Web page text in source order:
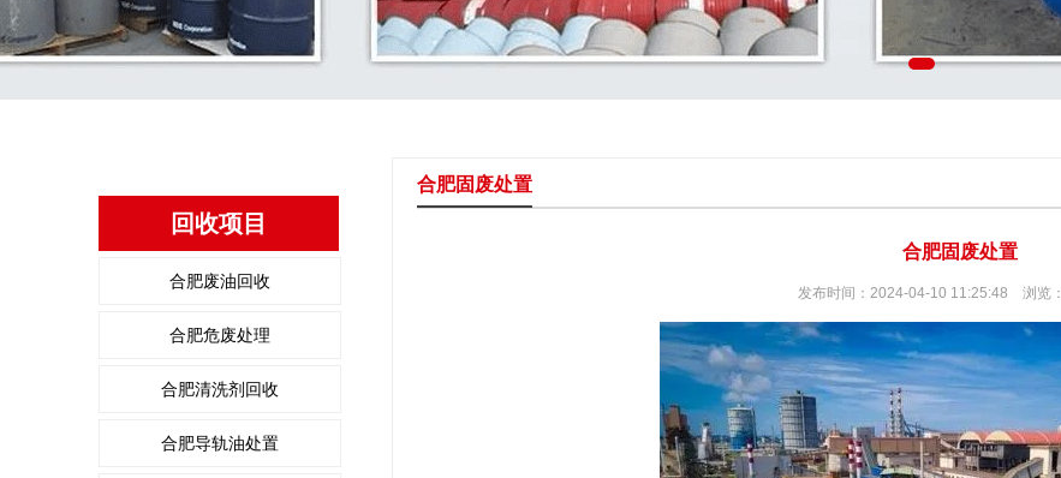
回收项目
合肥废油回收
合肥危废处理
合肥清洗剂回收
合肥导轨油处置
合肥固废处置
合肥固废处置
发布时间：2024-04-10 11:25:48 浏览